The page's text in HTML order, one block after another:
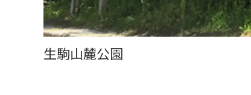
生駒山麓公園